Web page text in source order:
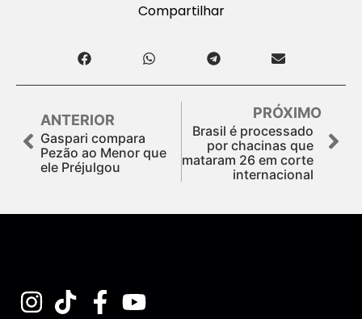
Compartilhar
ANTERIOR
Gaspari compara
Pezão ao Menor que
ele Préjulgou
PRÓXIMO
Brasil é processado
por chacinas que
mataram 26 em corte
internacional